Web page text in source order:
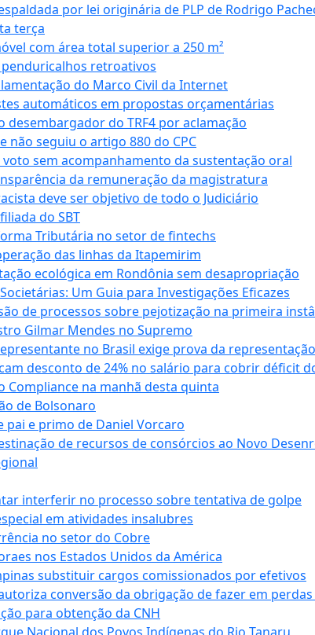
por lei originária de PLP de Rodrigo
terça
com área total superior a 250 m²
retroativos
do Marco Civil da Internet
automáticos em propostas orçamentárias
desembargador do TRF4 por aclamação
não seguiu o artigo 880 do CPC
sem acompanhamento da sustentação oral
da remuneração da magistratura
deve ser objetivo de todo o Judiciário
do SBT
Tributária no setor de fintechs
das linhas da Itapemirim
ecológica em Rondônia sem desapropriação
Um Guia para Investigações Eficazes
de processos sobre pejotização na primeira
Gilmar Mendes no Supremo
no Brasil exige prova da representação
desconto de 24% no salário para cobrir déficit
Compliance na manhã desta quinta
de Bolsonaro
pai e primo de Daniel Vorcaro
de recursos de consórcios ao Novo
interferir no processo sobre tentativa de golpe
em atividades insalubres
no setor do Cobre
nos Estados Unidos da América
substituir cargos comissionados por efetivos
conversão da obrigação de fazer em perdas
para obtenção da CNH